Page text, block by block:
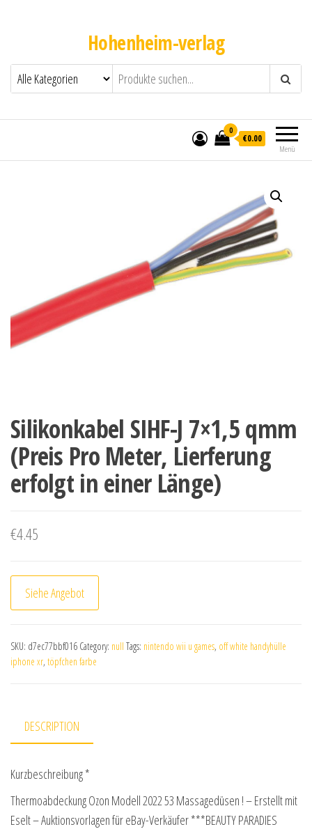
Hohenheim-verlag
Menü
0
€0.00
Silikonkabel SIHF-J 7×1,5 qmm
(Preis Pro Meter, Lierferung
erfolgt in einer Länge)
€4.45
Siehe Angebot
SKU: d7ec77bbf016 Category: null Tags: nintendo wii u games, off white handyhülle
iphone xr, töpfchen farbe
DESCRIPTION
Kurzbeschreibung *
Thermoabdeckung Ozon Modell 2022 53 Massagedüsen ! – Erstellt mit
Eselt – Auktionsvorlagen für eBay-Verkäufer ***BEAUTY PARADIES